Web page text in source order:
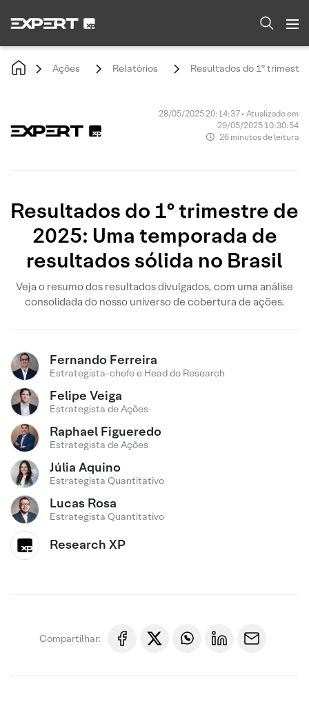
Ações Relatórios Resultados do 1º
28/05/2025 20:14:37 • Atualizado em
29/05/2025 10:30:54
26 minutos de leitura
Resultados do 1º trimestre de
2025: Uma temporada de
resultados sólida no Brasil
Veja o resumo dos resultados divulgados, com uma análise
consolidada do nosso universo de cobertura de ações.
Fernando Ferreira
Estrategista-chefe e Head do Research
Felipe Veiga
Estrategista de Ações
Raphael Figueredo
Estrategista de Ações
Júlia Aquino
Estrategista Quantitativo
Lucas Rosa
Estrategista Quantitativo
Research XP
Compartilhar: